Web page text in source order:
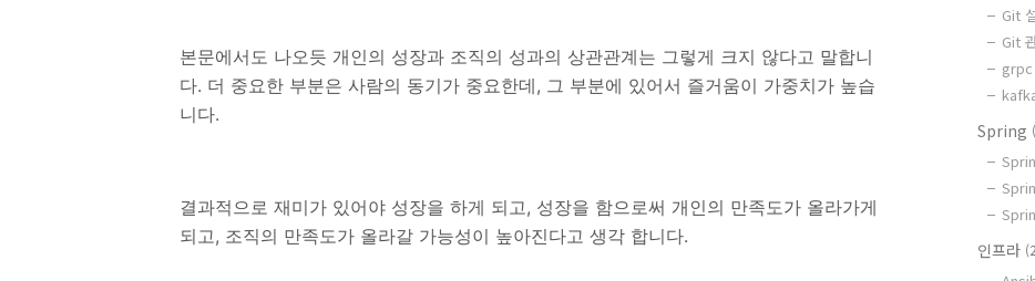
본문에서도 나오듯 개인의 성장과 조직의 성과의 상관관계는 그렇게 크지 않다고 말합니
다. 더 중요한 부분은 사람의 동기가 중요한데, 그 부분에 있어서 즐거움이 가중치가 높습
니다.
결과적으로 재미가 있어야 성장을 하게 되고, 성장을 함으로써 개인의 만족도가 올라가게
되고, 조직의 만족도가 올라갈 가능성이 높아진다고 생각 합니다.
Git
Git
grpc
Spring
인프라